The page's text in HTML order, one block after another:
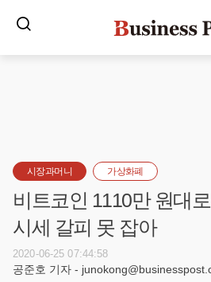
시장과머니 가상화폐
비트코인 1110만 원대
시세 갈피 못 잡아
2020-06-25 07:44:58
공준호 기자 -